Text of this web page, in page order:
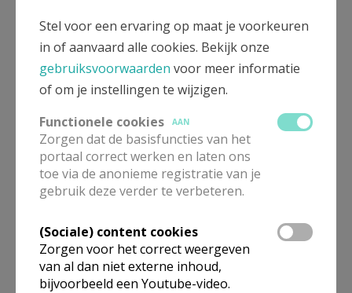
Cursus rooms-katholieke
godsdienst basisonderwijs
Les volgen als vrije student
Pastoraal werker worden
Stel voor een ervaring op maat je voorkeuren
in of aanvaard alle cookies. Bekijk onze
gebruiksvoorwaarden voor meer informatie
of om je instellingen te wijzigen.
Functionele cookies
AAN
Zorgen dat de basisfuncties van het
portaal correct werken en laten ons
toe via de anonieme registratie van je
gebruik deze verder te verbeteren.
(Sociale) content cookies
Zorgen voor het correct weergeven
van al dan niet externe inhoud,
bijvoorbeeld een Youtube-video.